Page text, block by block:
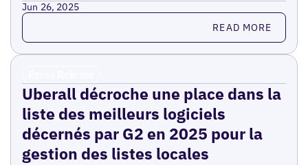
Jun 26, 2025
Read more READ MORE
Uberall décroche une place dans la
liste des meilleurs logiciels
décernés par G2 en 2025 pour la
gestion des listes locales